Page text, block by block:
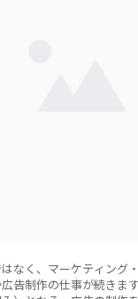
なく、マーケティング
告制作の仕事が続きま